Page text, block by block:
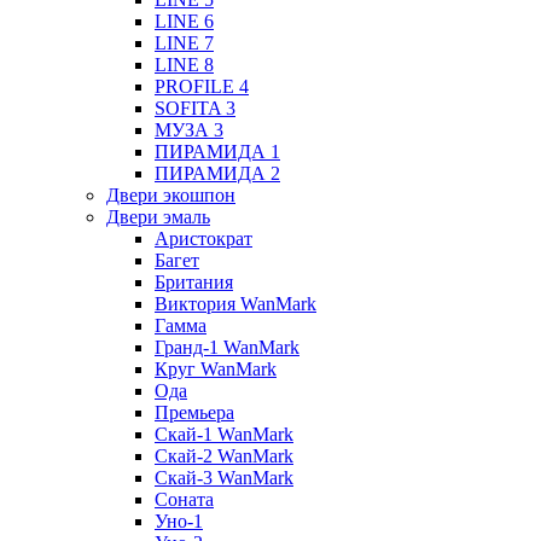
LINE 6
LINE 7
LINE 8
PROFILE 4
SOFITA 3
МУЗА 3
ПИРАМИДА 1
ПИРАМИДА 2
Двери экошпон
Двери эмаль
Аристократ
Багет
Британия
Виктория WanMark
Гамма
Гранд-1 WanMark
Круг WanMark
Ода
Премьера
Скай-1 WanMark
Скай-2 WanMark
Скай-3 WanMark
Соната
Уно-1